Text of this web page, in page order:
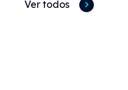
Ver todos